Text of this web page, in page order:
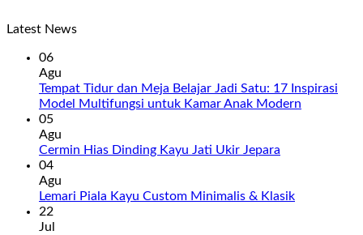
Latest News
06
Agu
Tempat Tidur dan Meja Belajar Jadi Satu: 17 Inspirasi
Model Multifungsi untuk Kamar Anak Modern
05
Agu
Cermin Hias Dinding Kayu Jati Ukir Jepara
04
Agu
Lemari Piala Kayu Custom Minimalis & Klasik
22
Jul